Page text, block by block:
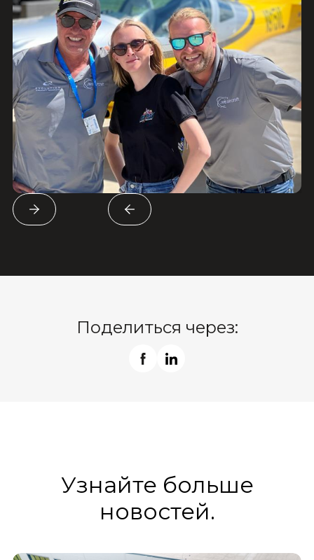
Поделиться через:
Узнайте больше
новостей.